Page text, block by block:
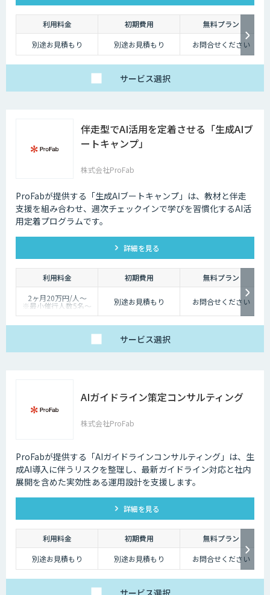
利用料金 初期費用
無料プラン
別途お見積もり
別途お見積もり お問合せください
サービス選択
伴走型でAI活用を定着させる「生成AIブ
ートキャンプ」
株式会社ProFab
ProFabが提供する「生成AIブートキャンプ」は、教材と伴走
支援を組み合わせ、週次チェックインで学びを習慣化するAI活
用定着プログラムです。
詳細を見る
利用料金 初期費用
無料プラン
2ヶ月20万円/人〜
※最小催行人数5名〜
※対象ツールやカスタ
別途お見積もり お問合せください
サービス選択
AIガイドライン策定コンサルティング
株式会社ProFab
ProFabが提供する「AIガイドラインコンサルティング」は、生
成AI導入に伴うリスクを整理し、最新ガイドライン対応と社内
展開を含めた実効性ある運用設計を支援します。
詳細を見る
利用料金 初期費用
無料プラン
別途お見積もり
別途お見積もり お問合せください
サービス選択